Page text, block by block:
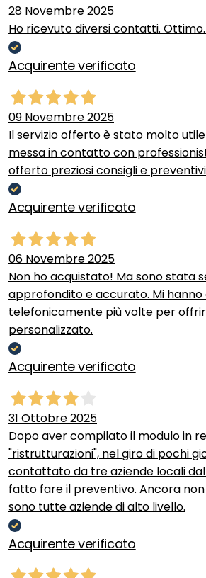
28 Novembre 2025
Ho ricevuto diversi contatti.
Acquirente verificato
09 Novembre 2025
Il servizio offerto è stato molto
messa in contatto con
offerto preziosi consigli e
Acquirente verificato
06 Novembre 2025
Non ho acquistato! Ma sono stata
approfondito e accurato. Mi
telefonicamente più volte per
personalizzato.
Acquirente verificato
31 Ottobre 2025
Dopo aver compilato il modulo in
"ristrutturazioni", nel giro di pochi
contattato da tre aziende locali
fatto fare il preventivo. Ancora
sono tutte aziende di alto livello.
Acquirente verificato